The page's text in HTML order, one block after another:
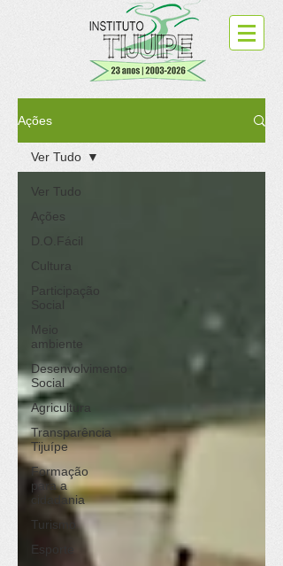
Ações
Ver Tudo
Ações
D.O.Fácil
Cultura
Participação
Social
Meio
ambiente
Desenvolvimento
Social
Agricultura
Transparência
Tijuípe
Formação
para a
cidadania
Turismo
Esporte
Ver Tudo